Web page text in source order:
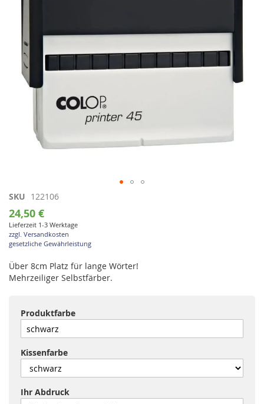
Zum
Anfang
der
Bildgalerie
springen
SKU 122106
24,50 €
Lieferzeit 1-3 Werktage
zzgl. Versandkosten
gesetzliche Gewährleistung
Über 8cm Platz für lange Wörter!
Mehrzeiliger Selbstfärber.
Produktfarbe
Kissenfarbe
Ihr Abdruck